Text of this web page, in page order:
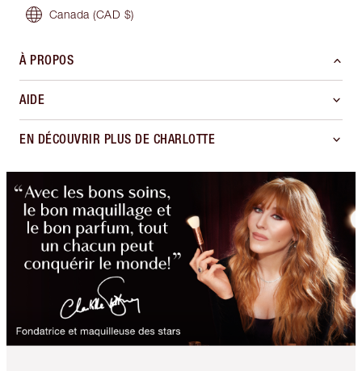
Canada (CAD $)
À PROPOS
AIDE
EN DÉCOUVRIR PLUS DE CHARLOTTE